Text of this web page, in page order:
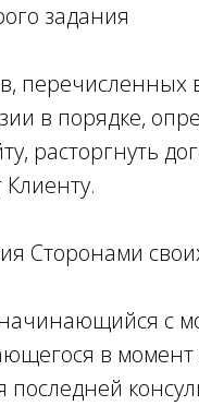
задания
перечисленных
в порядке,
расторгнуть
Сторонами
с
в